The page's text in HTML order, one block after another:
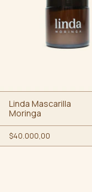
Linda Mascarilla
Moringa
$40.000,00